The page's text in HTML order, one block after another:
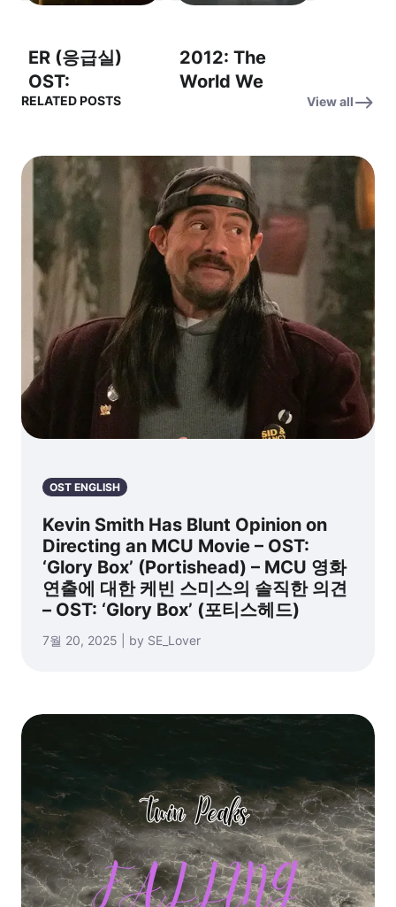
어둠 속의 크리스
탈: 저항의 시대
OST – 어둠 속의
의 시대 (메인 테
마)
ER (응급실)
OST:
Somewhere
Rainbow (어딘
가에 무지개 너
머)
2012: The
World We
Goodbye (Con
te partirò) – 굿
바이
RELATED POSTS View all
OST ENGLISH
Kevin Smith Has Blunt Opinion on
Directing an MCU Movie – OST:
‘Glory Box’ (Portishead) – MCU 영화
연출에 대한 케빈 스미스의 솔직한 의견
– OST: ‘Glory Box’ (포티스헤드)
7월 20, 2025 | by SE_Lover